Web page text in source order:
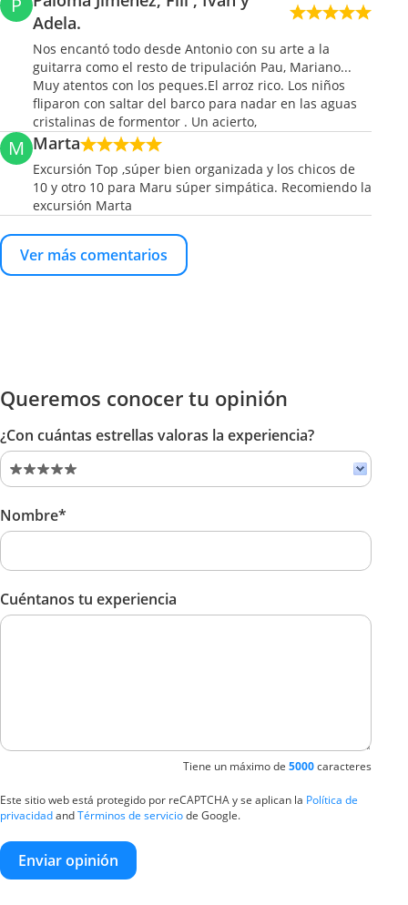
P
Adela.
Nos encantó todo desde Antonio con su arte a la
guitarra como el resto de tripulación Pau, Mariano...
Muy atentos con los peques.El arroz rico. Los niños
fliparon con saltar del barco para nadar en las aguas
cristalinas de formentor . Un acierto,
M Marta
Excursión Top ,súper bien organizada y los chicos de
10 y otro 10 para Maru súper simpática. Recomiendo la
excursión Marta
Ver más comentarios
Queremos conocer tu opinión
¿Con cuántas estrellas valoras la experiencia?
Nombre*
Cuéntanos tu experiencia
Tiene un máximo de 5000caracteres
Este sitio web está protegido por reCAPTCHA y se aplican la Política de
privacidadandTérminos de serviciode Google.
Enviar opinión